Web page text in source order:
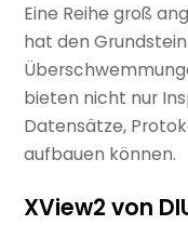
Eine Reihe groß
hat den
bieten nicht nur
Datensätze,
aufbauen können.
XView2 von